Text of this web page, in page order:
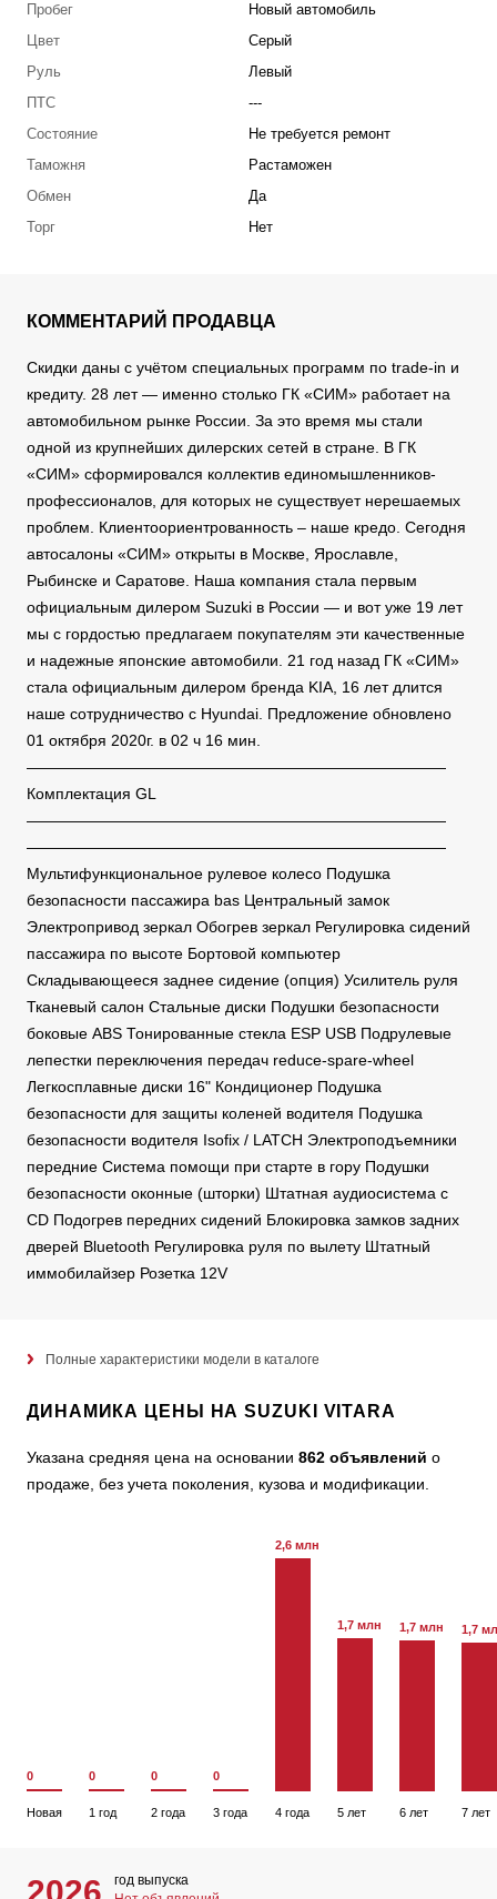
Пробег
Новый автомобиль
Цвет
Серый
Руль
Левый
ПТС
---
Состояние
Не требуется ремонт
Таможня
Растаможен
Обмен
Да
Торг
Нет
КОММЕНТАРИЙ ПРОДАВЦА
Скидки даны с учётом специальных программ по trade-in и
кредиту. 28 лет — именно столько ГК «СИМ» работает на
автомобильном рынке России. За это время мы стали
одной из крупнейших дилерских сетей в стране. В ГК
«СИМ» сформировался коллектив единомышленников-
профессионалов, для которых не существует нерешаемых
проблем. Клиентоориентрованность – наше кредо. Сегодня
автосалоны «СИМ» открыты в Москве, Ярославле,
Рыбинске и Саратове. Наша компания стала первым
официальным дилером Suzuki в России — и вот уже 19 лет
мы с гордостью предлагаем покупателям эти качественные
и надежные японские автомобили. 21 год назад ГК «СИМ»
стала официальным дилером бренда KIA, 16 лет длится
наше сотрудничество с Hyundai. Предложение обновлено
01 октября 2020г. в 02 ч 16 мин.
———————————————————————————
Комплектация GL
———————————————————————————
———————————————————————————
Мультифункциональное рулевое колесо Подушка
безопасности пассажира bas Центральный замок
Электропривод зеркал Обогрев зеркал Регулировка сидений
пассажира по высоте Бортовой компьютер
Складывающееся заднее сидение (опция) Усилитель руля
Тканевый салон Стальные диски Подушки безопасности
боковые ABS Тонированные стекла ESP USB Подрулевые
лепестки переключения передач reduce-spare-wheel
Легкосплавные диски 16" Кондиционер Подушка
безопасности для защиты коленей водителя Подушка
безопасности водителя Isofix / LATCH Электроподъемники
передние Система помощи при старте в гору Подушки
безопасности оконные (шторки) Штатная аудиосистема с
CD Подогрев передних сидений Блокировка замков задних
дверей Bluetooth Регулировка руля по вылету Штатный
иммобилайзер Розетка 12V
Полные характеристики модели в каталоге
ДИНАМИКА ЦЕНЫ НА SUZUKI VITARA
Указана средняя цена на основании 862 объявлений о
продаже, без учета поколения, кузова и модификации.
0
Новая
0
1 год
0
2 года
0
3 года
2,6 млн
4 года
1,7 млн
5 лет
1,7 млн
6 лет
1,7
7 лет
год выпуска